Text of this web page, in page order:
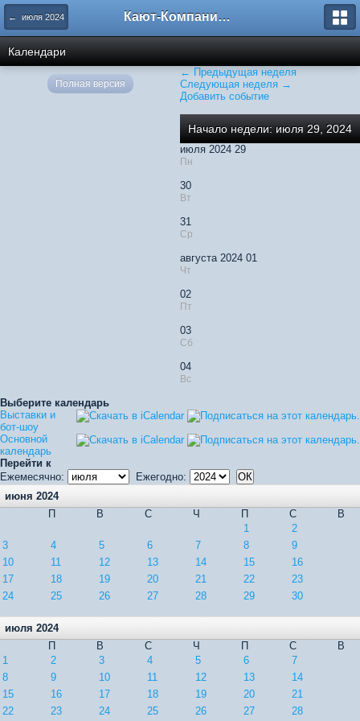
← июля 2024 Кают-Компания "Катера и Яхты"
Календари
← Предыдущая неделя
Следующая неделя →
Добавить событие
Начало недели: июля 29, 2024
июля 2024 29
Пн
30
Вт
31
Ср
августа 2024 01
Чт
02
Пт
03
Сб
04
Вс
Выберите календарь
Выставки и
бот-шоу
Основной
календарь
Перейти к
Ежемесячно:
Ежегодно:
июня 2024
П
В С Ч П С
В
1
2
3
4 5 6 7 8
9
10
11 12 13 14 15
16
17
18 19 20 21 22
23
24
25 26 27 28 29 30
июля 2024
П
В С Ч П С
В
1
2 3 4 5 6
7
8
9 10 11 12 13
14
15
16 17 18 19 20
21
22
23 24 25 26 27 28
Полная версия